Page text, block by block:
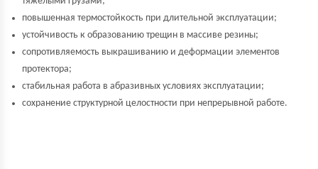
повышенная термостойкость при длительной эксплуатации;
устойчивость к образованию трещин в массиве резины;
сопротивляемость выкрашиванию и деформации элементов
протектора;
стабильная работа в абразивных условиях эксплуатации;
сохранение структурной целостности при непрерывной работе.